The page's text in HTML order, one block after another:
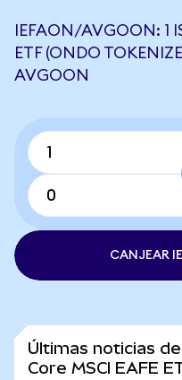
IEFAON/AVGOON: 1
ETF (ONDO
AVGOON
CANJEAR
Últimas noticias
Core MSCI EAFE